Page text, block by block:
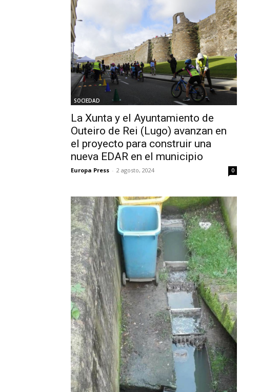
SOCIEDAD
La Xunta y el Ayuntamiento de
Outeiro de Rei (Lugo) avanzan en
el proyecto para construir una
nueva EDAR en el municipio
Europa Press - 2 agosto, 2024 0